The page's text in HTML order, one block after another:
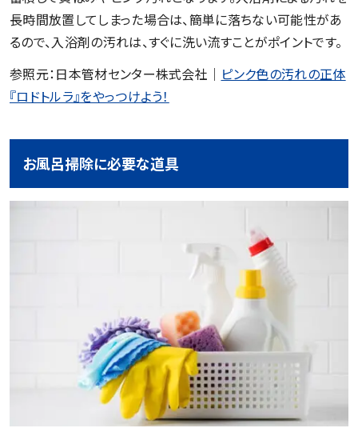
長時間放置してしまった場合は、簡単に落ちない可能性があ
るので、入浴剤の汚れは、すぐに洗い流すことがポイントです。
参照元：日本管材センター株式会社｜ ピンク色の汚れの正体
『ロドトルラ』をやっつけよう！
お風呂掃除に必要な道具